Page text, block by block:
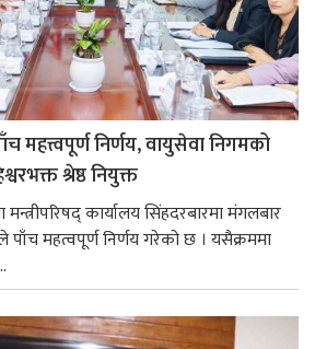
महत्त्वपूर्ण निर्णय, वायुसेवा निगमको
श्रेष्ठ नियुक्त
मन्त्रीपरिषद् कार्यालय सिंहदरबारमा मंगलबार
महत्वपूर्ण निर्णय गरेको छ । यसैक्रममा